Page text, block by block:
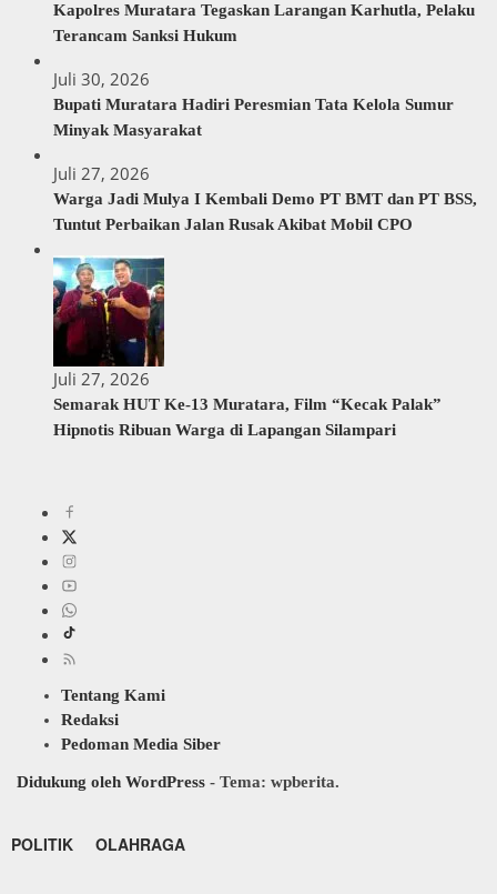
Kapolres Muratara Tegaskan Larangan Karhutla, Pelaku
Terancam Sanksi Hukum
Juli 30, 2026
Bupati Muratara Hadiri Peresmian Tata Kelola Sumur
Minyak Masyarakat
Juli 27, 2026
Warga Jadi Mulya I Kembali Demo PT BMT dan PT BSS,
Tuntut Perbaikan Jalan Rusak Akibat Mobil CPO
Juli 27, 2026
Semarak HUT Ke-13 Muratara, Film “Kecak Palak”
Hipnotis Ribuan Warga di Lapangan Silampari
Tentang Kami
Redaksi
Pedoman Media Siber
Didukung oleh WordPress - Tema: wpberita.
POLITIK OLAHRAGA